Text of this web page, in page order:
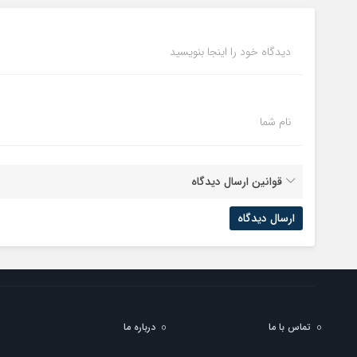
دیدگاه خود را اینجا بنویسید
نام شما
قوانین ارسال دیدگاه
تماس با ما درباره ما